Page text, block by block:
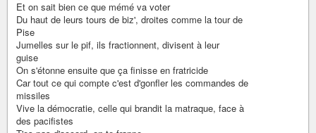
Et on sait bien ce que mémé va voter
Du haut de leurs tours de biz', droites comme la tour de
Pise
Jumelles sur le pif, ils fractionnent, divisent à leur
guise
On s'étonne ensuite que ça finisse en fratricide
Car tout ce qui compte c'est d'gonfler les commandes de
missiles
Vive la démocratie, celle qui brandit la matraque, face à
des pacifistes